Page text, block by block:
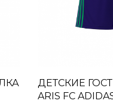
ДЕТСКИЕ
ARIS FC